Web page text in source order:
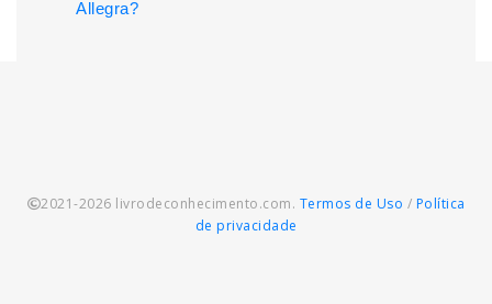
2021-2026 livrodeconhecimento.com. Termos de Uso / Política
de privacidade